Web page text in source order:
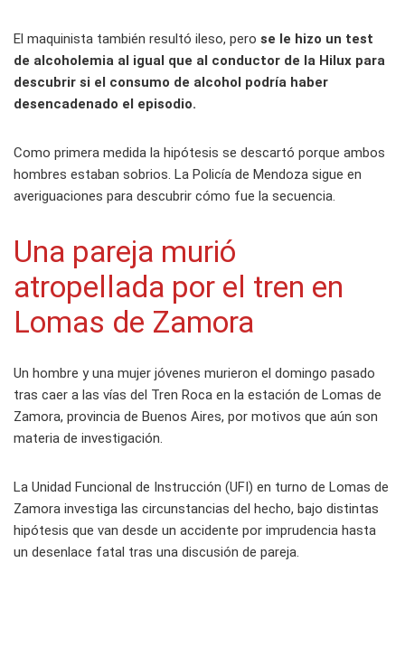
El maquinista también resultó ileso, pero se le hizo un test
de alcoholemia al igual que al conductor de la Hilux para
descubrir si el consumo de alcohol podría haber
desencadenado el episodio.
Como primera medida la hipótesis se descartó porque ambos
hombres estaban sobrios. La Policía de Mendoza sigue en
averiguaciones para descubrir cómo fue la secuencia.
Una pareja murió
atropellada por el tren en
Lomas de Zamora
Un hombre y una mujer jóvenes murieron el domingo pasado
tras caer a las vías del Tren Roca en la estación de Lomas de
Zamora, provincia de Buenos Aires, por motivos que aún son
materia de investigación.
La Unidad Funcional de Instrucción (UFI) en turno de Lomas de
Zamora investiga las circunstancias del hecho, bajo distintas
hipótesis que van desde un accidente por imprudencia hasta
un desenlace fatal tras una discusión de pareja.